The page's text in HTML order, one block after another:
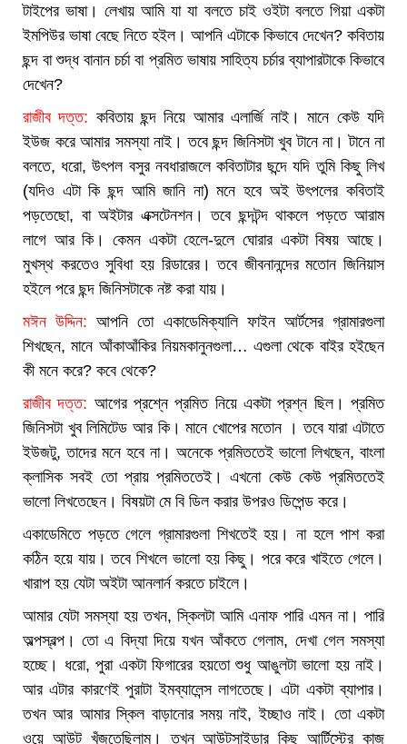
টাইপের ভাষা। লেখায় আমি যা যা বলতে চাই ওইটা বলতে গিয়া একটা
ইমপিউর ভাষা বেছে নিতে হইল। আপনি এটাকে কিভাবে দেখেন? কবিতায়
ছন্দ বা শুদ্ধ বানান চর্চা বা প্রমিত ভাষায় সাহিত্য চর্চার ব্যাপারটাকে কিভাবে
দেখেন?
রাজীব দত্ত: কবিতায় ছন্দ নিয়ে আমার এলার্জি নাই। মানে কেউ যদি
ইউজ করে আমার সমস্যা নাই। তবে ছন্দ জিনিসটা খুব টানে না। টানে না
বলতে, ধরো, উৎপল বসুর নবধারাজলে কবিতাটার ছন্দে যদি তুমি কিছু লিখ
(যদিও এটা কি ছন্দ আমি জানি না) মনে হবে অই উৎপলের কবিতাই
পড়তেছো, বা অইটার এক্সটেনশন। তবে ছন্দটন্দ থাকলে পড়তে আরাম
লাগে আর কি। কেমন একটা হেলে-দুলে ঘোরার একটা বিষয় আছে।
মুখস্থ করতেও সুবিধা হয় রিডারের। তবে জীবনানন্দের মতোন জিনিয়াস
হইলে পরে ছন্দ জিনিসটাকে নষ্ট করা যায়।
মঈন উদ্দিন: আপনি তো একাডেমিক্যালি ফাইন আর্টসের গ্রামারগুলা
শিখছেন, মানে আঁকাআঁকির নিয়মকানুনগুলা… এগুলা থেকে বাইর হইছেন
কী মনে করে? কবে থেকে?
রাজীব দত্ত: আগের প্রশ্নে প্রমিত নিয়ে একটা প্রশ্ন ছিল। প্রমিত
জিনিসটা খুব লিমিটেড আর কি। মানে খোপের মতোন । তবে যারা এটাতে
ইউজটু, তাদের মনে হবে না। অনেকে প্রমিততেই ভালো লিখছেন, বাংলা
ক্লাসিক সবই তো প্রায় প্রমিততেই। এখনো কেউ কেউ প্রমিততেই
ভালো লিখতেছেন। বিষয়টা মে বি ডিল করার উপরও ডিপেন্ড করে।
একাডেমিতে পড়তে গেলে গ্রামারগুলা শিখতেই হয়। না হলে পাশ করা
কঠিন হয়ে যায়। তবে শিখলে ভালো হয় কিছু। পরে করে খাইতে গেলে।
খারাপ হয় যেটা অইটা আনলার্ন করতে চাইলে।
আমার যেটা সমস্যা হয় তখন, স্কিলটা আমি এনাফ পারি এমন না। পারি
অল্পস্বল্প। তো এ বিদ্যা দিয়ে যখন আঁকতে গেলাম, দেখা গেল সমস্যা
হচ্ছে। ধরো, পুরা একটা ফিগারের হয়তো শুধু আঙুলটা ভালো হয় নাই।
আর এটার কারণেই পুরাটা ইমব্যালেন্স লাগতেছে। এটা একটা ব্যাপার।
তখন আর আমার স্কিল বাড়ানোর সময় নাই, ইচ্ছাও নাই। তো একটা
ওয়ে আউট খুঁজতেছিলাম। তখন আউটসাইডার কিছু আর্টিস্টের কাজ